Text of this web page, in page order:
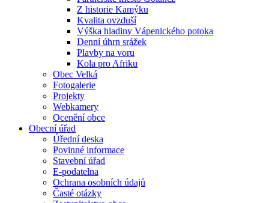
Z historie Kamýku
Kvalita ovzduší
Výška hladiny Vápenického potoka
Denní úhrn srážek
Plavby na voru
Kola pro Afriku
Obec Velká
Fotogalerie
Projekty
Webkamery
Ocenění obce
Obecní úřad
Úřední deska
Povinné informace
Stavební úřad
E-podatelna
Ochrana osobních údajů
Časté otázky